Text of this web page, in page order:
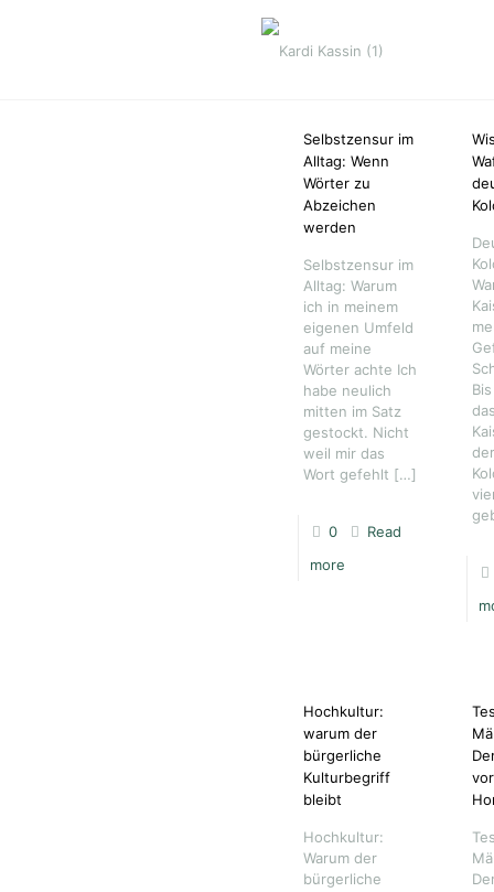
Selbstzensur im
Alltag: Wenn
Wörter zu
Abzeichen
werden
Selbstzensur im
Alltag: Warum
ich in meinem
eigenen Umfeld
auf meine
Wörter achte Ich
habe neulich
mitten im Satz
gestockt. Nicht
weil mir das
Wort gefehlt […]
0
Read
more
Hochkultur:
warum der
bürgerliche
Kulturbegriff
bleibt
Hochkultur:
Warum der
bürgerliche